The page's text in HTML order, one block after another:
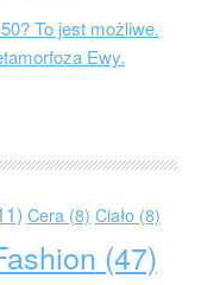
To jest możliwe.
Ewy.
Cera(8) Ciało(8)
(47)